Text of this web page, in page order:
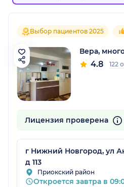
Выбор пациентов 2025
Вера,
4.8 122
Лицензия проверена
г Нижний Новгород, ул
д 113
Приокский район
Откроется завтра в